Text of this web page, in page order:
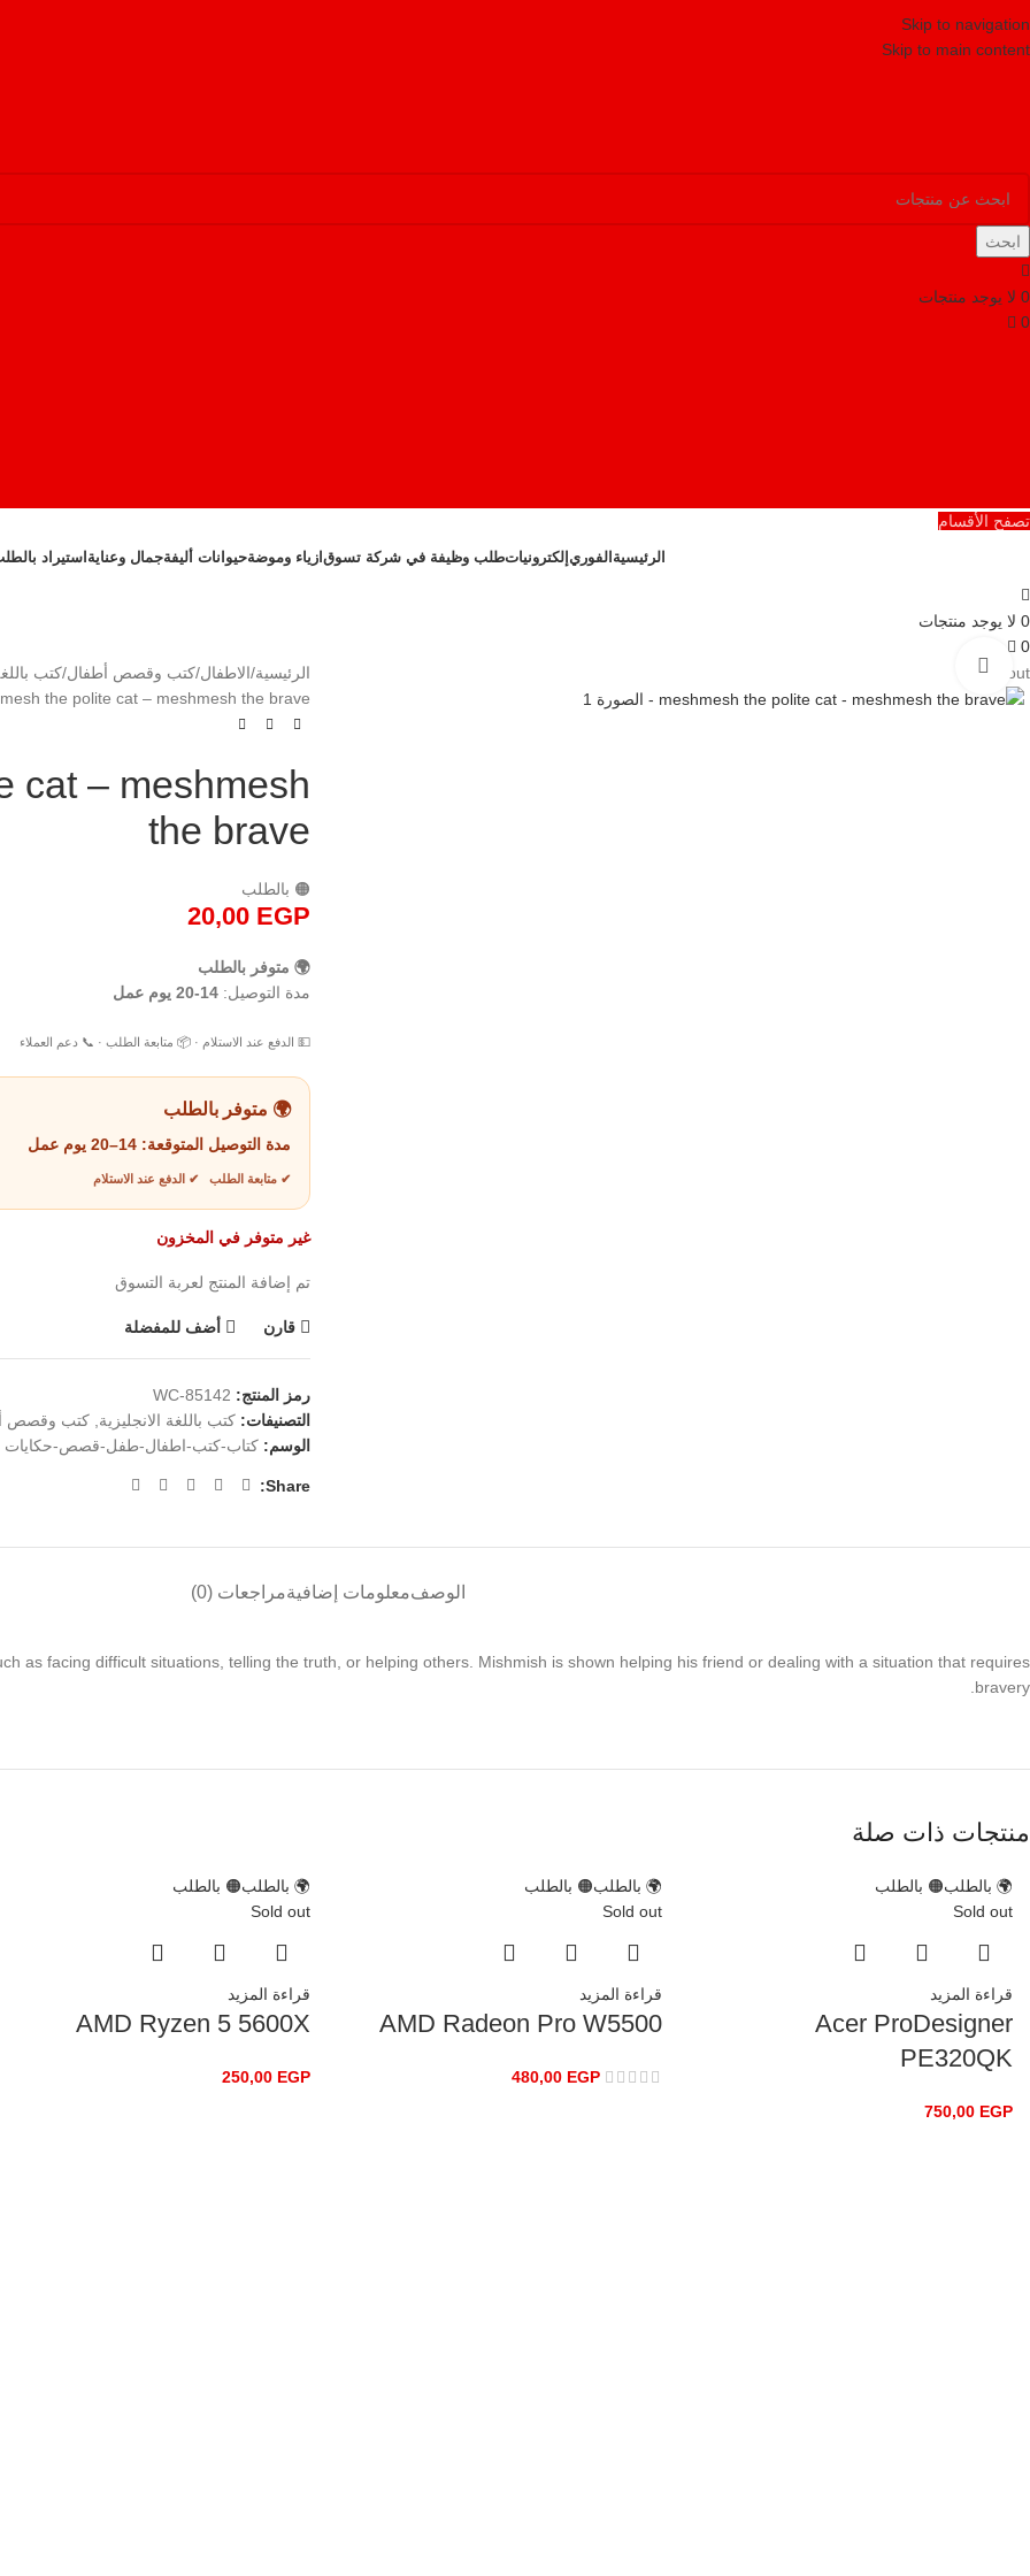
Skip to navigation
Skip to main content
ابحث
0 لا يوجد منتجات
0
تصفح الأقسام
الرئيسية الفوري إلكترونياتطلب وظيفة في شركة تسوق ازياء وموضةحيوانات أليفةجمال وعناية استيراد
0 لا يوجد منتجات
0
Sold out
الرئيسية الاطفال كتب وقصص أطفال كتب
the polite cat – meshmesh the brave
cat – meshmesh
the brave
🟠 بالطلب
20,00 EGP
🌍 متوفر بالطلب
مدة التوصيل: 14-20 يوم عمل
💵 الدفع عند الاستلام · 📦 متابعة الطلب · 📞 دعم العملاء
🌍 متوفر بالطلب
مدة التوصيل المتوقعة: 14–20 يوم عمل
✔ متابعة الطلب ✔ الدفع عند الاستلام
غير متوفر في المخزون
تم إضافة المنتج لعربة التسوق
قارن أضف للمفضلة
رمز المنتج: WC-85142
التصنيفات: كتب باللغة الانجليزية كتب وقصص
الوسم: كتاب-كتب-اطفال-طفل-قصص-حكايات
Share:
الوصفمعلومات إضافيةمراجعات (0)
as facing difficult situations, telling the truth, or helping others. Mishmish is shown helping his friend or dealing with a situation that requires
bravery.
منتجات ذات صلة
🌍 بالطلب🟠 بالطلب
Sold out
قراءة المزيد
Acer ProDesigner
PE320QK
750,00 EGP
🌍 بالطلب🟠 بالطلب
Sold out
قراءة المزيد
AMD Radeon Pro W5500
480,00 EGP
🌍 بالطلب🟠 بالطلب
Sold out
قراءة المزيد
AMD Ryzen 5 5600X
250,00 EGP